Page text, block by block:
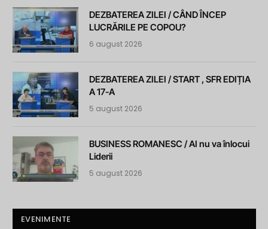
DEZBATEREA ZILEI / CÂND ÎNCEP
LUCRĂRILE PE COPOU?
6 august 2026
DEZBATEREA ZILEI / START , SFR EDIȚIA
A 17-A
5 august 2026
BUSINESS ROMANESC / AI nu va înlocui
Liderii
5 august 2026
EVENIMENTE